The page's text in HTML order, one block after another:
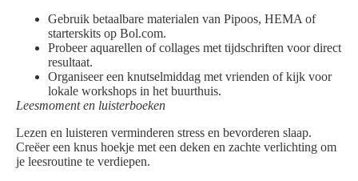
Gebruik betaalbare materialen van Pipoos, HEMA of
starterskits op Bol.com.
Probeer aquarellen of collages met tijdschriften voor direct
resultaat.
Organiseer een knutselmiddag met vrienden of kijk voor
lokale workshops in het buurthuis.
Leesmoment en luisterboeken
Lezen en luisteren verminderen stress en bevorderen slaap.
Creëer een knus hoekje met een deken en zachte verlichting om
je leesroutine te verdiepen.